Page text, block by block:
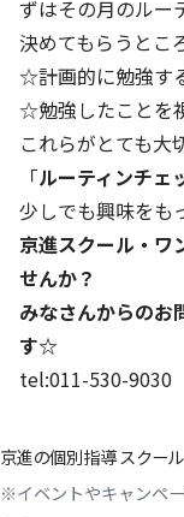
ずはその月のルー
決めてもらうとこ
☆計画的に勉強す
☆勉強したことを
これらがとても大
「ルーティンチェ
少しでも興味をも
京進スクール・ワ
せんか？
みなさんからのお
す☆
tel:011-530-9030
京進の個別指導 スクー
※イベントやキャンペ